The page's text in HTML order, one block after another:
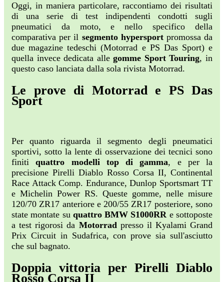
Oggi, in maniera particolare, raccontiamo dei risultati
di una serie di test indipendenti condotti sugli
pneumatici da moto, e nello specifico della
comparativa per il segmento hypersportpromossa da
due magazine tedeschi (Motorrad e PS Das Sport) e
quella invece dedicata allegomme Sport Touring, in
questo caso lanciata dalla sola rivista Motorrad.
Le prove di Motorrad e PS Das
Sport
Per quanto riguarda il segmento degli pneumatici
sportivi, sotto la lente di osservazione dei tecnici sono
finitiquattro modelli top di gamma, e per la
precisione Pirelli Diablo Rosso Corsa II, Continental
Race Attack Comp. Endurance, Dunlop Sportsmart TT
e Michelin Power RS. Queste gomme, nelle misure
120/70 ZR17 anteriore e 200/55 ZR17 posteriore, sono
state montate su quattro BMW S1000RRe sottoposte
a test rigorosi da Motorradpresso il Kyalami Grand
Prix Circuit in Sudafrica, con prove sia sull'asciutto
che sul bagnato.
Doppia vittoria per Pirelli Diablo
Rosso Corsa II